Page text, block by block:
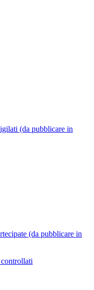
(da pubblicare in
(da pubblicare in